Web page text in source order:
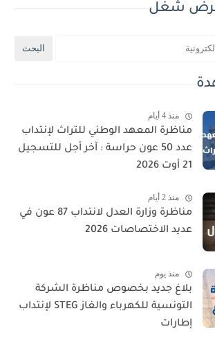
شغل
منذ 4 أيام
مناظرة المعهد الوطني للتراث لإنتداب
عدد 50 عون حراسة : آخر أجل للتسجيل
21 أوت 2026
منذ 2 أيام
مناظرة وزارة العدل لانتداب 87 عون في
عديد الاختصاصات 2026
منذ يوم
بلاغ جديد بخصوص مناظرة الشركة
التونسية للكهرباء والغاز STEG لإنتداب
إطارات